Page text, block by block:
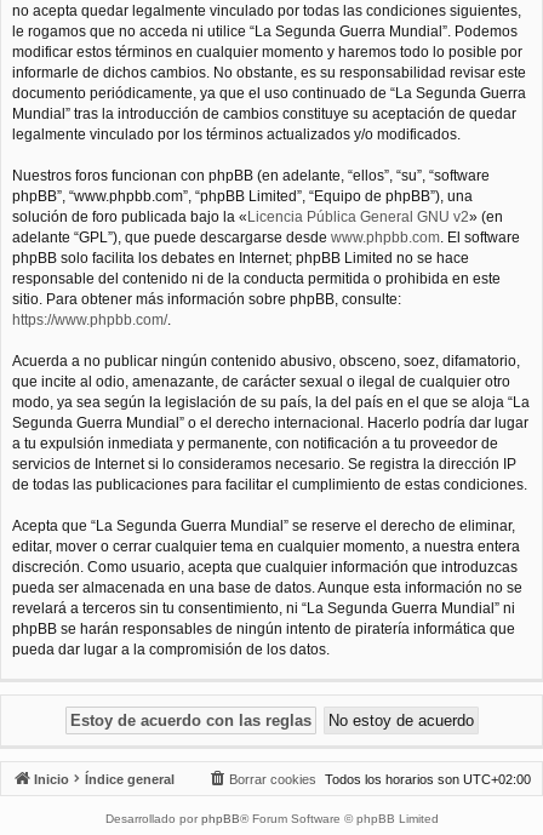
no acepta quedar legalmente vinculado por todas las condiciones siguientes,
le rogamos que no acceda ni utilice “La Segunda Guerra Mundial”. Podemos
modificar estos términos en cualquier momento y haremos todo lo posible por
informarle de dichos cambios. No obstante, es su responsabilidad revisar este
documento periódicamente, ya que el uso continuado de “La Segunda Guerra
Mundial” tras la introducción de cambios constituye su aceptación de quedar
legalmente vinculado por los términos actualizados y/o modificados.
Nuestros foros funcionan con phpBB (en adelante, “ellos”, “su”, “software
phpBB”, “www.phpbb.com”, “phpBB Limited”, “Equipo de phpBB”), una
solución de foro publicada bajo la «Licencia Pública General GNU v2» (en
adelante “GPL”), que puede descargarse desde www.phpbb.com. El software
phpBB solo facilita los debates en Internet; phpBB Limited no se hace
responsable del contenido ni de la conducta permitida o prohibida en este
sitio. Para obtener más información sobre phpBB, consulte:
https://www.phpbb.com/.
Acuerda a no publicar ningún contenido abusivo, obsceno, soez, difamatorio,
que incite al odio, amenazante, de carácter sexual o ilegal de cualquier otro
modo, ya sea según la legislación de su país, la del país en el que se aloja “La
Segunda Guerra Mundial” o el derecho internacional. Hacerlo podría dar lugar
a tu expulsión inmediata y permanente, con notificación a tu proveedor de
servicios de Internet si lo consideramos necesario. Se registra la dirección IP
de todas las publicaciones para facilitar el cumplimiento de estas condiciones.
Acepta que “La Segunda Guerra Mundial” se reserve el derecho de eliminar,
editar, mover o cerrar cualquier tema en cualquier momento, a nuestra entera
discreción. Como usuario, acepta que cualquier información que introduzcas
pueda ser almacenada en una base de datos. Aunque esta información no se
revelará a terceros sin tu consentimiento, ni “La Segunda Guerra Mundial” ni
phpBB se harán responsables de ningún intento de piratería informática que
pueda dar lugar a la compromisión de los datos.
Inicio Índice general Todos los horarios son UTC+02:00
Borrar cookies
Desarrollado por phpBB® Forum Software © phpBB Limited